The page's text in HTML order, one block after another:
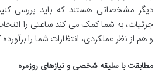
دیگر مشخصاتی هستند که باید بررسی
جزئیات، به شما کمک می کند ساعتی را
و هم از نظر عملکردی، انتظارات شما را برآورده
مطابقت با سلیقه شخصی و نیازهای روزمره